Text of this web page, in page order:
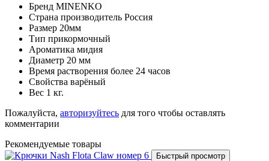
Бренд MINENKO
Страна производитель Россия
Размер 20мм
Тип прикормочный
Ароматика мидия
Диаметр 20 мм
Время растворения более 24 часов
Свойства варёный
Вес 1 кг.
Пожалуйста, авторизуйтесь для того чтобы оставлять
комментарии
Рекомендуемые товары
Быстрый просмотр